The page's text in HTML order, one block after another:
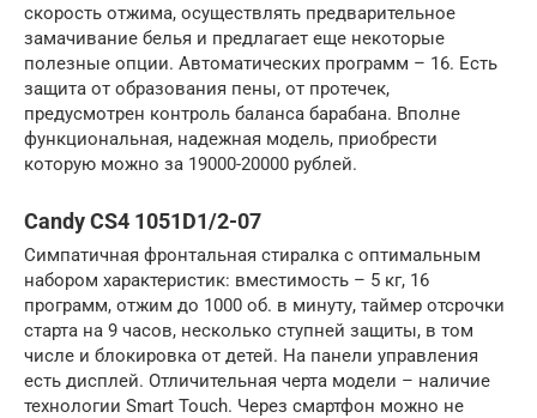
скорость отжима, осуществлять предварительное
замачивание белья и предлагает еще некоторые
полезные опции. Автоматических программ – 16. Есть
защита от образования пены, от протечек,
предусмотрен контроль баланса барабана. Вполне
функциональная, надежная модель, приобрести
которую можно за 19000-20000 рублей.
Candy CS4 1051D1/2-07
Симпатичная фронтальная стиралка с оптимальным
набором характеристик: вместимость – 5 кг, 16
программ, отжим до 1000 об. в минуту, таймер отсрочки
старта на 9 часов, несколько ступней защиты, в том
числе и блокировка от детей. На панели управления
есть дисплей. Отличительная черта модели – наличие
технологии Smart Touch. Через смартфон можно не